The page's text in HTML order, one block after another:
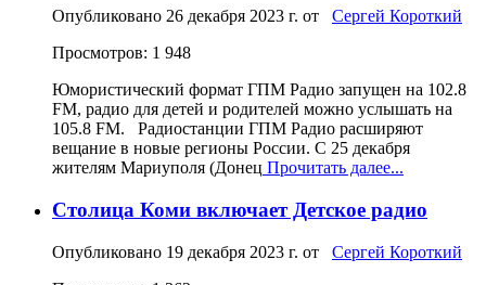
Опубликовано 26 декабря 2023 г. от Сергей Короткий
Просмотров: 1 948
Юмористический формат ГПМ Радио запущен на 102.8
FM, радио для детей и родителей можно услышать на
105.8 FM. Радиостанции ГПМ Радио расширяют
вещание в новые регионы России. С 25 декабря
жителям Мариуполя (Донец Прочитать далее...
Столица Коми включает Детское радио
Опубликовано 19 декабря 2023 г. от Сергей Короткий